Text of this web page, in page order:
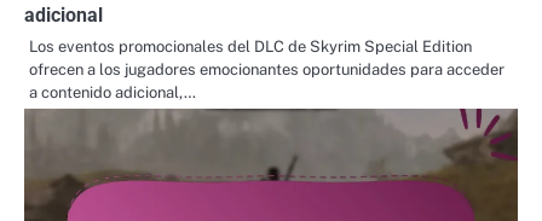
adicional
Los eventos promocionales del DLC de Skyrim Special Edition
ofrecen a los jugadores emocionantes oportunidades para acceder
a contenido adicional,…